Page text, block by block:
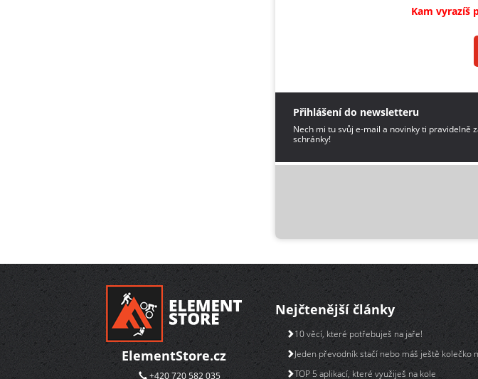
Kam vyrazíš
Přihlášení do newsletteru
Nech mi tu svůj e-mail a novinky ti pravidelně
schránky!
ElementStore.cz
+420 720 582 035
Nejčtenější články
10 věcí, které potřebuješ na jaře!
Jeden převodník stačí nebo máš ještě kolečko
TOP 5 aplikací, které využiješ na kole